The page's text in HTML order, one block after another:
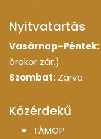
Nyitvatartás
Vasárnap-Péntek:
órakor zár.)
Szombat: Zárva
Közérdekű
TÁMOP